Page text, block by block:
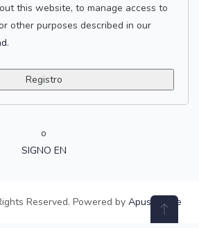
this website, to manage access to
other purposes described in our
.
Registro
o
SIGNO EN
Reserved. Powered by ApusTheme